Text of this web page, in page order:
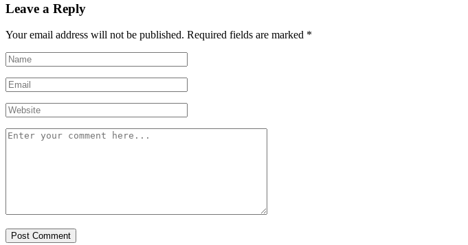
Leave a Reply
Your email address will not be published. Required fields are marked *